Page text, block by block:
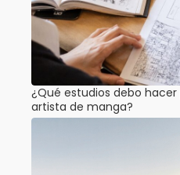
¿Qué estudios debo
artista de manga?